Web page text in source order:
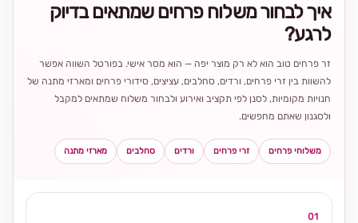
איך לבחור משלוח פרחים שמתאים בדיוק
לרגע?
זר פרחים טוב הוא לא רק מוצר יפה — הוא מסר אישי. בפורטל השווה אפשר
להשוות בין זרי פרחים, ורדים, סחלבים, עציצים, סידורי פרחים ומארזי מתנה של
חנויות מקומיות, לסנן לפי תקציב ואירוע ולבחור משלוח שמתאים למקבל
ולסגנון שאתם מחפשים.
משלוחי פרחים זרי פרחים ורדים סחלבים מארזי מתנה
01